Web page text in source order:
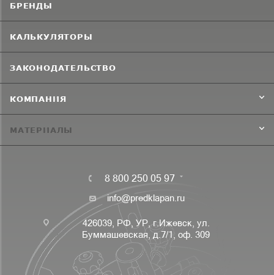
БРЕНДЫ
КАЛЬКУЛЯТОРЫ
ЗАКОНОДАТЕЛЬСТВО
КОМПАНИЯ
МАТЕРИАЛЫ
8 800 250 05 97
info@predklapan.ru
426039, РФ, УР, г.Ижевск, ул.
Буммашевская, д.7/1, оф. 309